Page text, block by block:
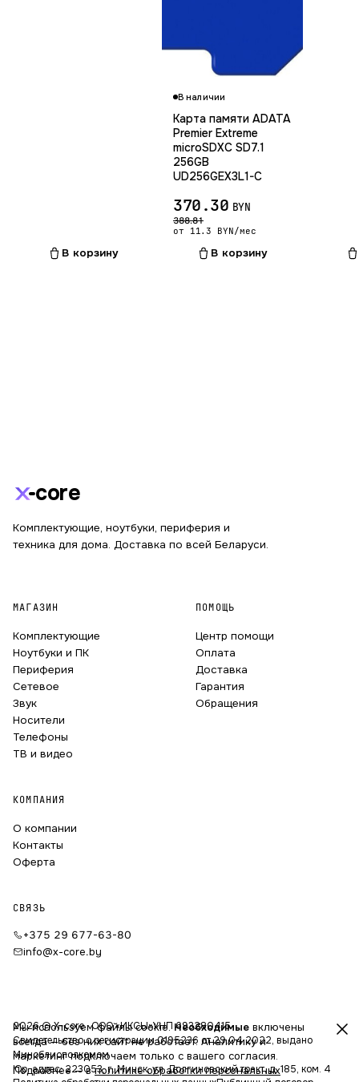
В корзину
В наличии
Карта памяти ADATA
Premier Extreme
microSDXC SD7.1
256GB
UD256GEX3L1-C
370.30 BYN
388.81
от 11.3 BYN/мес
В корзину
core
Комплектующие, ноутбуки, периферия и
техника для дома. Доставка по всей Беларуси.
МАГАЗИН
Комплектующие
Ноутбуки и ПК
Периферия
Сетевое
Звук
Носители
Телефоны
ТВ и видео
ПОМОЩЬ
Центр помощи
Оплата
Доставка
Гарантия
Обращения
КОМПАНИЯ
О компании
Контакты
Оферта
СВЯЗЬ
+375 29 677-63-80
info@x-core.by
2026 © X-core · ООО «ИКСЫ»УНП 693280415
Свидетельство о регистрации 0195236 от 29.04.2022, выдано
Миноблисполкомом
Юр. адрес: 223053, г. Минск, ул. Долгиновский тракт, д. 185, ком. 4
Мы используем файлы cookie.Необходимые включены
всегда — без них сайт не работает. Аналитику и
маркетинг подключаем только с вашего согласия.
Подробнее — вполитике обработки персональных